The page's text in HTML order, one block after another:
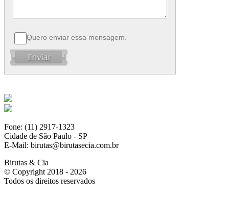
Quero enviar essa mensagem.
Fone: (11) 2917-1323
Cidade de São Paulo - SP
E-Mail: birutas@birutasecia.com.br
Birutas & Cia
© Copyright 2018 - 2026
Todos os direitos reservados